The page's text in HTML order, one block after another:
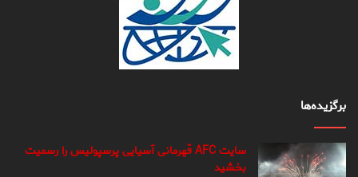
برگزیده‌ها
سایت AFC قهرمانی آسیایی پرسپولیس را رسمیت
بخشید